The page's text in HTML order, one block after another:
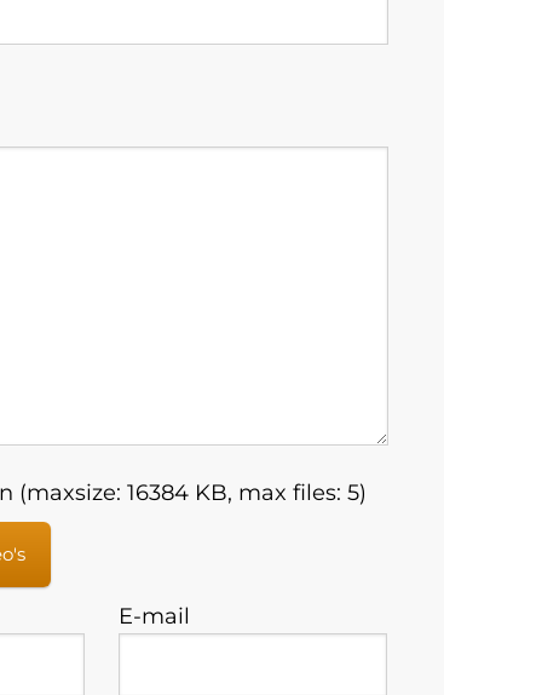
(maxsize: 16384 KB, max files: 5)
E-mail